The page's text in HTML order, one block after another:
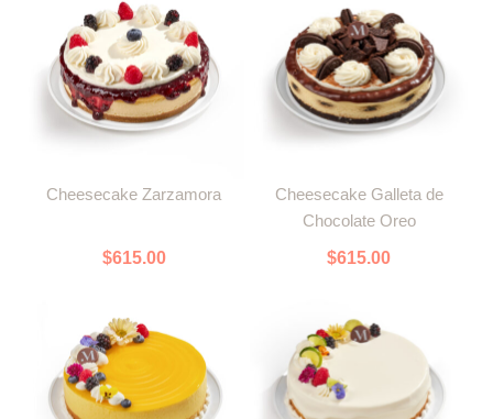
Cheesecake Zarzamora
$615.00
Cheesecake Galleta de
Chocolate Oreo
$615.00